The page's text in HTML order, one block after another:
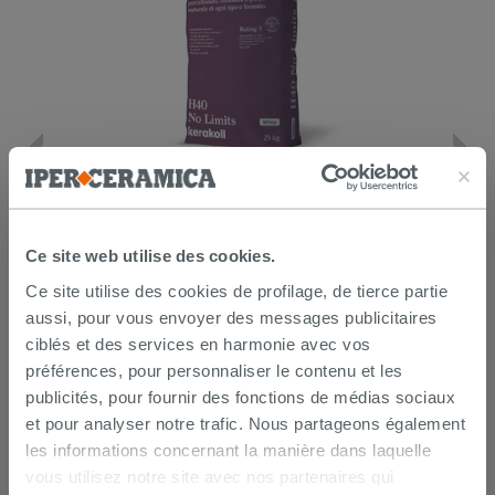
Ce site web utilise des cookies.
Ce site utilise des cookies de profilage, de tierce partie
aussi, pour vous envoyer des messages publicitaires
ciblés et des services en harmonie avec vos
préférences, pour personnaliser le contenu et les
publicités, pour fournir des fonctions de médias sociaux
et pour analyser notre trafic. Nous partageons également
les informations concernant la manière dans laquelle
vous utilisez notre site avec nos partenaires qui
Kerakoll h40 No Limits blanc 25Kg -
colle multifonction
26,99 € /PC
AJOUTER AU PANIER